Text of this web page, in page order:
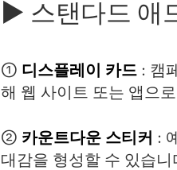
▶ 스탠다드 애
① 디스플레이 카드 : 캠
해 웹 사이트 또는 앱으
② 카운트다운 스티커 :
대감을 형성할 수 있습니